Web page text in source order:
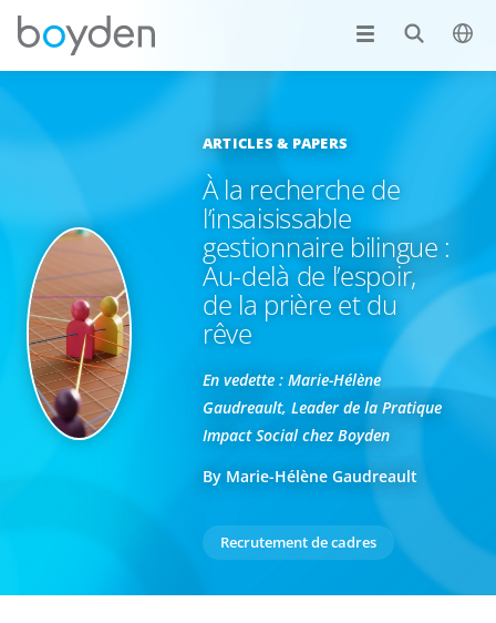
ARTICLES & PAPERS
À la recherche de
l’insaisissable
gestionnaire bilingue :
Au-delà de l’espoir,
de la prière et du
rêve
En vedette : Marie-Hélène
Gaudreault, Leader de la Pratique
Impact Social chez Boyden
By Marie-Hélène Gaudreault
Recrutement de cadres